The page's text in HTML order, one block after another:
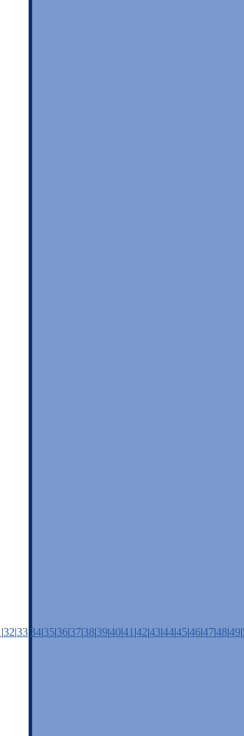
|32|33 34|35|36|37|38|39|40|41 |42|43|44|45|46|47|48|49|